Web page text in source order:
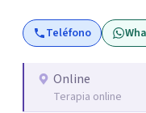
Teléfono
Online
Terapia online